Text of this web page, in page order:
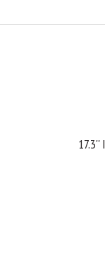
17.3''